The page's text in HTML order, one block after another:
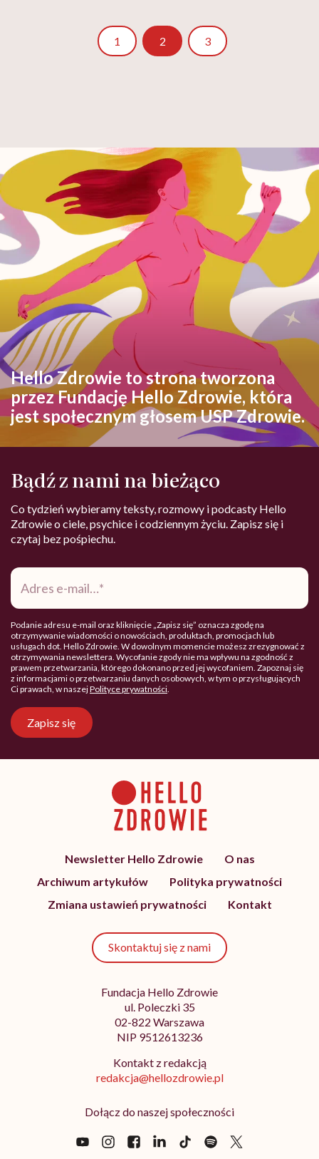
Strona
1 2 Strona
3
Hello Zdrowie to strona tworzona
przez Fundację Hello Zdrowie, która
jest społecznym głosem USP Zdrowie.
Bądź z nami na bieżąco
Co tydzień wybieramy teksty, rozmowy i podcasty Hello
Zdrowie o ciele, psychice i codziennym życiu. Zapisz się i
czytaj bez pośpiechu.
Adres
mail*
Podanie adresu e-mail oraz kliknięcie „Zapisz się” oznacza zgodę na
otrzymywanie wiadomości o nowościach, produktach, promocjach lub
usługach dot. Hello Zdrowie. W dowolnym momencie możesz zrezygnować z
otrzymywania newslettera. Wycofanie zgody nie ma wpływu na zgodność z
prawem przetwarzania, którego dokonano przed jej wycofaniem. Zapoznaj się
z informacjami o przetwarzaniu danych osobowych, w tym o przysługujących
Ci prawach, w naszejPolityce prywatności.
Zapisz się
Newsletter Hello Zdrowie
O nas
Archiwum artykułów
Polityka prywatności
Zmiana ustawień prywatności
Kontakt
Skontaktuj się z nami
Fundacja Hello Zdrowie
ul. Poleczki 35
02-822 Warszawa
NIP 9512613236
Kontakt z redakcją
redakcja@hellozdrowie.pl
Dołącz do naszej społeczności